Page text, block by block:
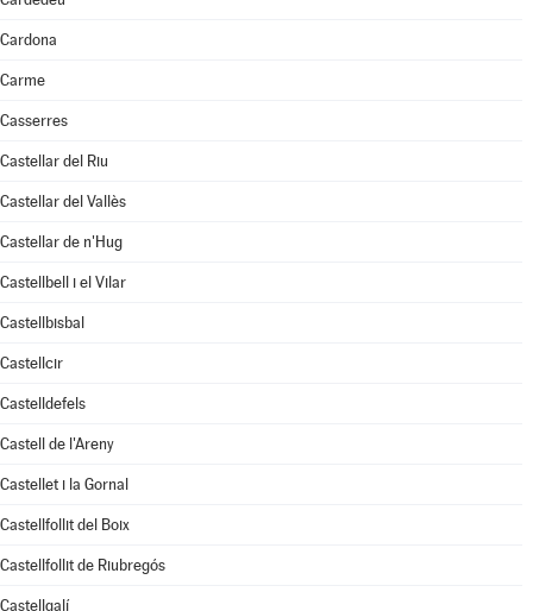
Cardona
Carme
Casserres
Castellar del Riu
Castellar del Vallès
Castellar de n'Hug
Castellbell i el Vilar
Castellbisbal
Castellcir
Castelldefels
Castell de l'Areny
Castellet i la Gornal
Castellfollit del Boix
Castellfollit de Riubregós
Castellgalí